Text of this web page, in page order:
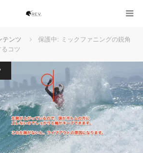
テンツ
保護中: ミックファニングの鋭角
コツ